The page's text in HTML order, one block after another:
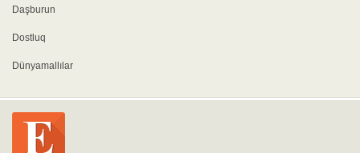
Daşburun
Dostluq
Dünyamallılar